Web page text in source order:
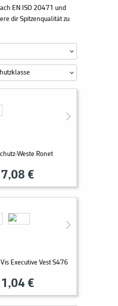
EN ISO 20471 und
dir Spitzenqualität zu
Weste Ronet
€
Executive Vest S476
€